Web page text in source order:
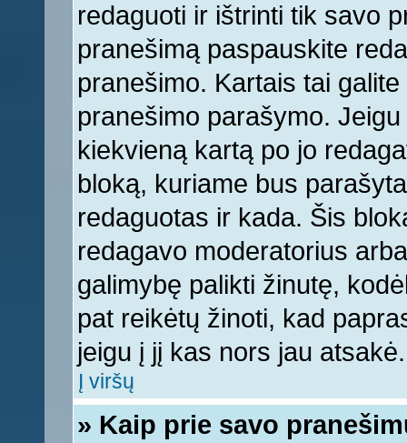
redaguoti ir ištrinti tik savo
pranešimą paspauskite
pranešimo. Kartais tai
pranešimo parašymo.
kiekvieną kartą po jo
bloką, kuriame bus
redaguotas ir kada. Šis
redagavo moderatorius
galimybę palikti žinutę,
pat reikėtų žinoti, kad
jeigu į jį kas nors jau atsakė.
Į viršų
» Kaip prie savo